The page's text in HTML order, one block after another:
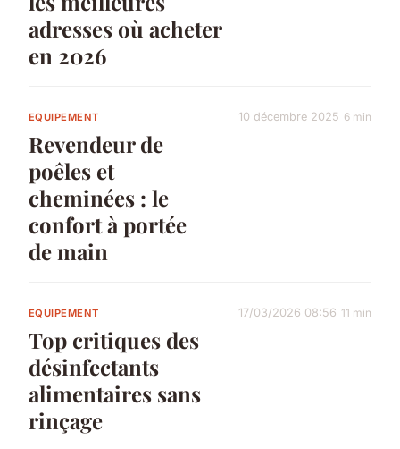
adresses où acheter
en 2026
EQUIPEMENT
Revendeur de
poêles et
cheminées : le
confort à portée
de main
10 décembre 2025 6 min
EQUIPEMENT
Top critiques des
désinfectants
alimentaires sans
rinçage
17/03/2026 08:56 11 min